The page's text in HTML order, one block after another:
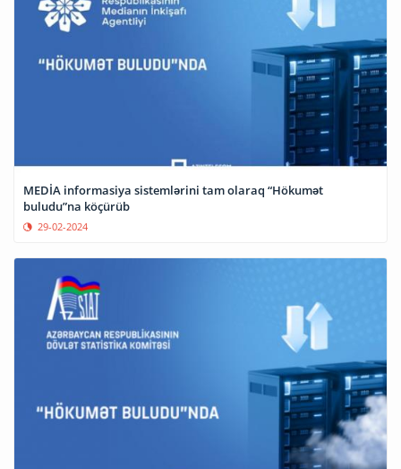
MEDİA informasiya sistemlərini tam olaraq “Hökumət
buludu”na köçürüb
29-02-2024